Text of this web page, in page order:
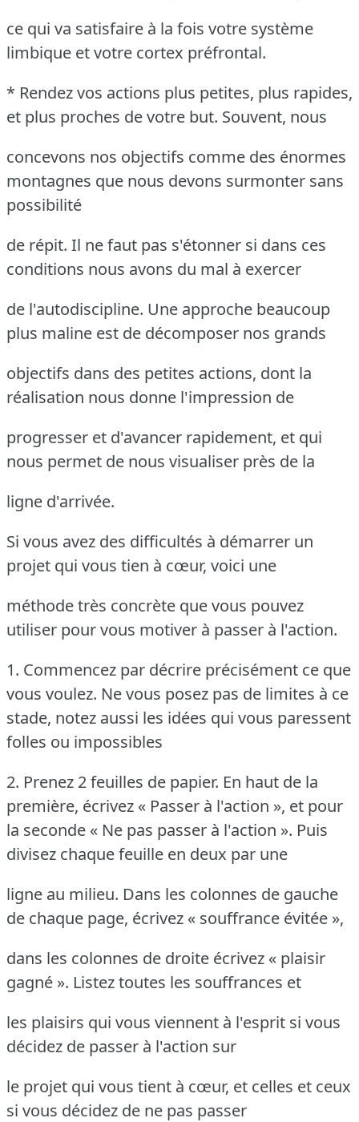
ce qui va satisfaire à la fois votre système
limbique et votre cortex préfrontal.
* Rendez vos actions plus petites, plus rapides,
et plus proches de votre but. Souvent, nous
concevons nos objectifs comme des énormes
montagnes que nous devons surmonter sans
possibilité
de répit. Il ne faut pas s'étonner si dans ces
conditions nous avons du mal à exercer
de l'autodiscipline. Une approche beaucoup
plus maline est de décomposer nos grands
objectifs dans des petites actions, dont la
réalisation nous donne l'impression de
progresser et d'avancer rapidement, et qui
nous permet de nous visualiser près de la
ligne d'arrivée.
Si vous avez des difficultés à démarrer un
projet qui vous tien à cœur, voici une
méthode très concrète que vous pouvez
utiliser pour vous motiver à passer à l'action.
1. Commencez par décrire précisément ce que
vous voulez. Ne vous posez pas de limites à ce
stade, notez aussi les idées qui vous paressent
folles ou impossibles
2. Prenez 2 feuilles de papier. En haut de la
première, écrivez « Passer à l'action », et pour
la seconde « Ne pas passer à l'action ». Puis
divisez chaque feuille en deux par une
ligne au milieu. Dans les colonnes de gauche
de chaque page, écrivez « souffrance évitée »,
dans les colonnes de droite écrivez « plaisir
gagné ». Listez toutes les souffrances et
les plaisirs qui vous viennent à l'esprit si vous
décidez de passer à l'action sur
le projet qui vous tient à cœur, et celles et ceux
si vous décidez de ne pas passer